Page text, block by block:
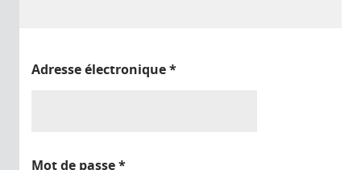
Adresse électronique*
Mot de passe*